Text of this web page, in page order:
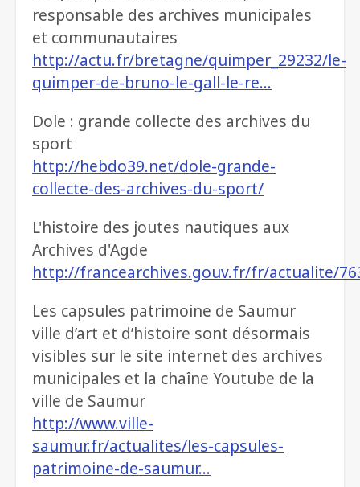
responsable des archives municipales
et communautaires
http://actu.fr/bretagne/quimper_29232/le-
quimper-de-bruno-le-gall-le-re…
Dole : grande collecte des archives du
sport
http://hebdo39.net/dole-grande-
collecte-des-archives-du-sport/
L'histoire des joutes nautiques aux
Archives d'Agde
http://francearchives.gouv.fr/fr/actualite/
Les capsules patrimoine de Saumur
ville d’art et d’histoire sont désormais
visibles sur le site internet des archives
municipales et la chaîne Youtube de la
ville de Saumur
http://www.ville-
saumur.fr/actualites/les-capsules-
patrimoine-de-saumur…